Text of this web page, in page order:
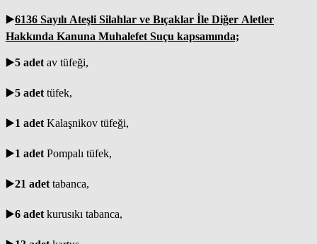
▶️6136 Sayılı Ateşli Silahlar ve Bıçaklar İle Diğer Aletler
Hakkında Kanuna Muhalefet Suçu kapsamında;
▶️5 adet av tüfeği,
▶️5 adet tüfek,
▶️1 adet Kalaşnikov tüfeği,
▶️1 adet Pompalı tüfek,
▶️21 adet tabanca,
▶️6 adet kurusıkı tabanca,